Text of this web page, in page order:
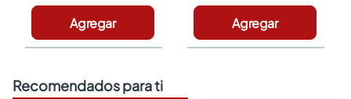
Agregar Agregar
Recomendados para ti